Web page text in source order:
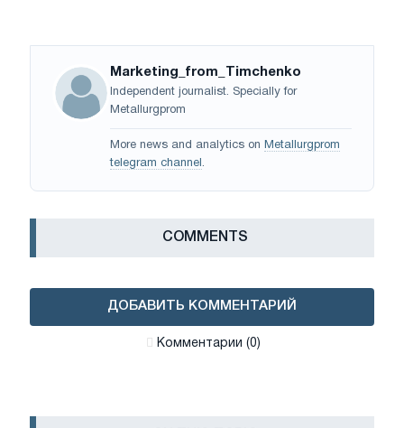
Marketing_from_Timchenko
Independent journalist. Specially for
Metallurgprom
More news and analytics on Metallurgprom
telegram channel .
СOMMENTS
ДОБАВИТЬ КОММЕНТАРИЙ
Комментарии (0)